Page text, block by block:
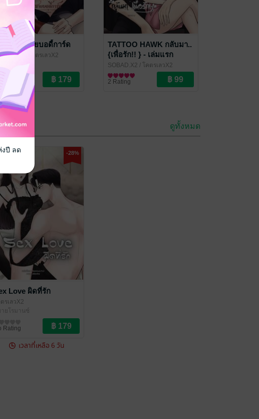
สุดท้ายนายบอดี้การ์ด
/ โคตรเลวX2
ายโรมานซ์
TATTOO HAWK กลับมา..
{เพื่อรัก!! } - เล่มแรก
SOBAD.X2 / โคตรเลวX2
นิยายโรมานซ์
2 Rating
ดูทั้งหมด
-28%
Love ผิดที่รัก
รเลวX2
ายโรมานซ์
Rating
เวลาที่เหลือ 6 วัน
งปี ลด